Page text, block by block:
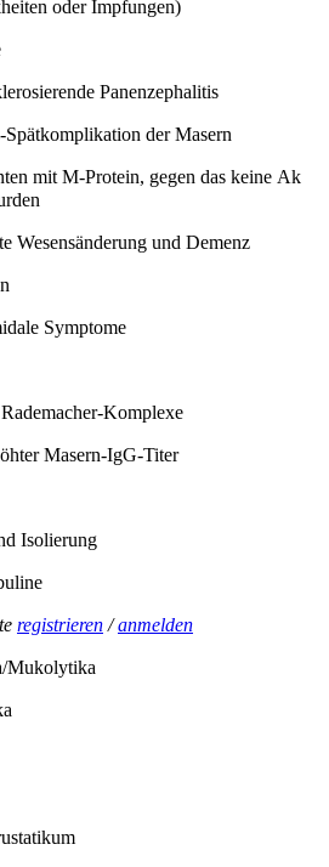
oder Impfungen)
Panenzephalitis
der Masern
mit M-Protein, gegen das keine Ak
Wesensänderung und Demenz
Symptome
Komplexe
Masern-IgG-Titer
Isolierung
registrieren /anmelden
Mukolytika